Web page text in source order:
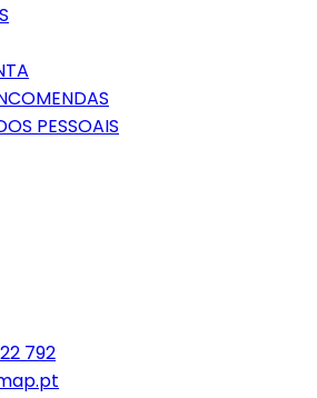
PESSOAIS
792